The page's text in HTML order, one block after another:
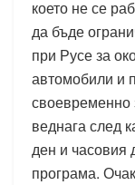
което не се
да бъде
при Русе за
автомобили и
своевременно
веднага след
ден и часовия
програма.